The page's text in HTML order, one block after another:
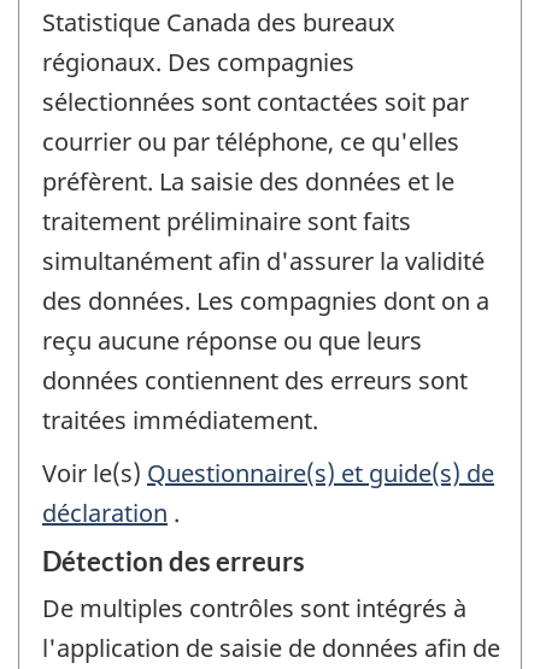
Statistique Canada des bureaux
régionaux. Des compagnies
sélectionnées sont contactées soit par
courrier ou par téléphone, ce qu'elles
préfèrent. La saisie des données et le
traitement préliminaire sont faits
simultanément afin d'assurer la validité
des données. Les compagnies dont on a
reçu aucune réponse ou que leurs
données contiennent des erreurs sont
traitées immédiatement.
Voir le(s) Questionnaire(s) et guide(s) de
déclaration .
Détection des erreurs
De multiples contrôles sont intégrés à
l'application de saisie de données afin de